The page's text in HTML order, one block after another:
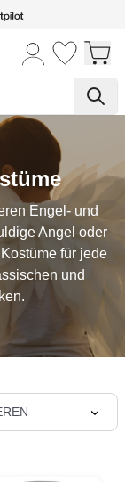
Engel- und
Angel oder
für jede
und